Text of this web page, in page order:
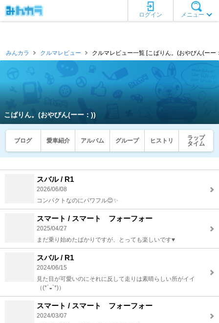
メニュー
ログイン
みんカラ クルマレビュー クルマレビュー一覧 [こばりん。(おやびん(ーー
こばりん。(おやびん(ーー：))
ブログ 愛車紹介 アルバム グループ ヒストリ
ラップ
タイム
スバル / R1
2026/06/08
コンパクトなのにパワフル😊✨
スマート / スマート フォーフォー
2025/04/27
まだ乗り始めたばかりですが、とっても楽しいです♥️
スバル / R1
2024/06/15
見た目が可愛いのにそれに反して走りは素晴らしい所がイイ
（(*´◒`*)）
スマート / スマート フォーフォー
2024/03/07